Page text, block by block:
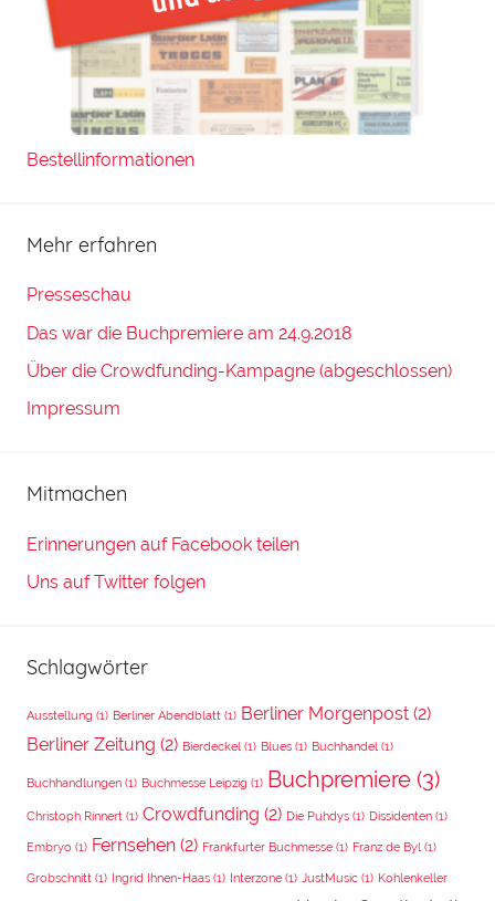
Bestellinformationen
Mehr erfahren
Presseschau
Das war die Buchpremiere am 24.9.2018
Über die Crowdfunding-Kampagne (abgeschlossen)
Impressum
Mitmachen
Erinnerungen auf Facebook teilen
Uns auf Twitter folgen
Schlagwörter
Ausstellung (1) Berliner Abendblatt (1) Berliner Morgenpost (2)
Berliner Zeitung (2) Bierdeckel (1) Blues (1) Buchhandel (1)
Buchhandlungen (1) Buchmesse Leipzig (1) Buchpremiere (3)
Christoph Rinnert (1) Crowdfunding (2) Die Puhdys (1) Dissidenten (1)
Embryo (1) Fernsehen (2) Frankfurter Buchmesse (1) Franz de Byl (1)
Grobschnitt (1) Ingrid Ihnen-Haas (1) Interzone (1) JustMusic (1) Kohlenkeller